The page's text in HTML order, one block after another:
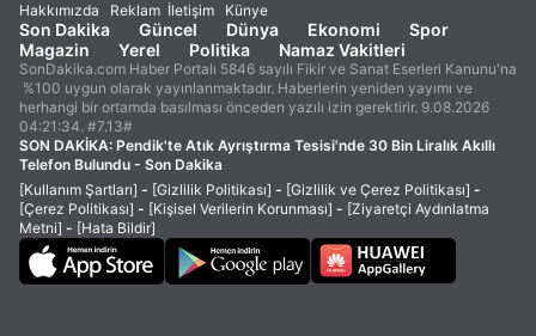
Hakkımızda Reklam İletişim Künye
Son Dakika Güncel Dünya Ekonomi
Spor
Magazin
Yerel Politika Namaz Vakitleri
SonDakika.com Haber Portalı 5846 sayılı Fikir ve Sanat Eserleri Kanunu'na
%100 uygun olarak yayınlanmaktadır. Haberlerin yeniden yayımı ve
herhangi bir ortamda basılması önceden yazılı izin gerektirir. 9.08.2026
04:21:34. #7.13#
SON DAKİKA: Pendik'te Atık Ayrıştırma Tesisi'nde 30 Bin Liralık Akıllı
Telefon Bulundu - Son Dakika
[Kullanım Şartları] - [Gizlilik Politikası] - [Gizlilik ve Çerez Politikası] -
[Çerez Politikası] - [Kişisel Verilerin Korunması] - [Ziyaretçi Aydınlatma
Metni] - [Hata Bildir]